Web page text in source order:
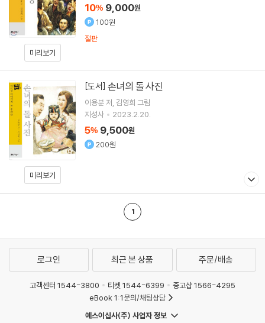
미리보기
10% 9,000원
100원
절판
미리보기
[도서] 손녀의 돌 사진
이용분저 김영희 그림
지성사
2023.2.20.
5% 9,500원
200원
1
로그인 최근 본 상품 주문/배송
고객센터 1544-3800 티켓 1544-6399
중고샵 1566-4295
eBook 1:1문의/채팅상담
예스이십사(주) 사업자 정보